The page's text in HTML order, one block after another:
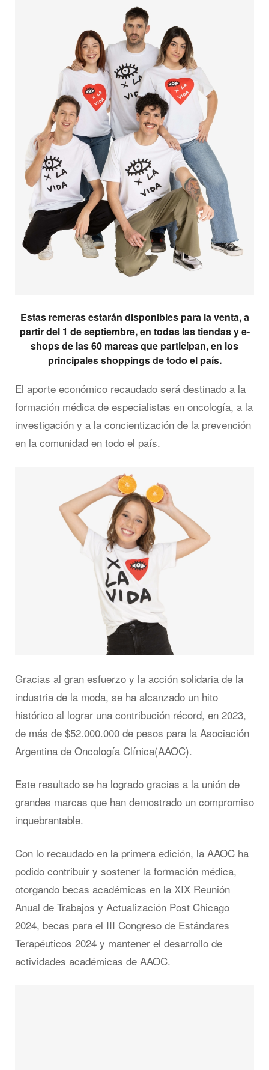
Estas remeras estarán disponibles para la venta, a
partir del 1 de septiembre, en todas las tiendas y e-
shops de las 60 marcas que participan, en los
principales shoppings de todo el país.
El aporte económico recaudado será destinado a la
formación médica de especialistas en oncología, a la
investigación y a la concientización de la prevención
en la comunidad en todo el país.
Gracias al gran esfuerzo y la acción solidaria de la
industria de la moda, se ha alcanzado un hito
histórico al lograr una contribución récord, en 2023,
de más de $52.000.000 de pesos para la Asociación
Argentina de Oncología Clínica(AAOC).
Este resultado se ha logrado gracias a la unión de
grandes marcas que han demostrado un compromiso
inquebrantable.
Con lo recaudado en la primera edición, la AAOC ha
podido contribuir y sostener la formación médica,
otorgando becas académicas en la XIX Reunión
Anual de Trabajos y Actualización Post Chicago
2024, becas para el III Congreso de Estándares
Terapéuticos 2024 y mantener el desarrollo de
actividades académicas de AAOC.